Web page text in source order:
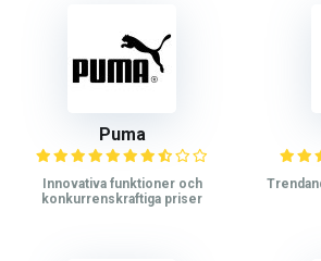
Puma
Innovativa funktioner och
konkurrenskraftiga priser